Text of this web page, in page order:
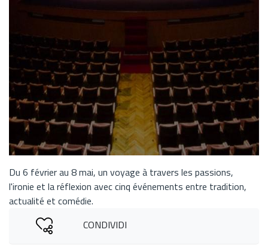
Du 6 février au 8 mai, un voyage à travers les passions,
l'ironie et la réflexion avec cinq événements entre tradition,
actualité et comédie.
CONDIVIDI